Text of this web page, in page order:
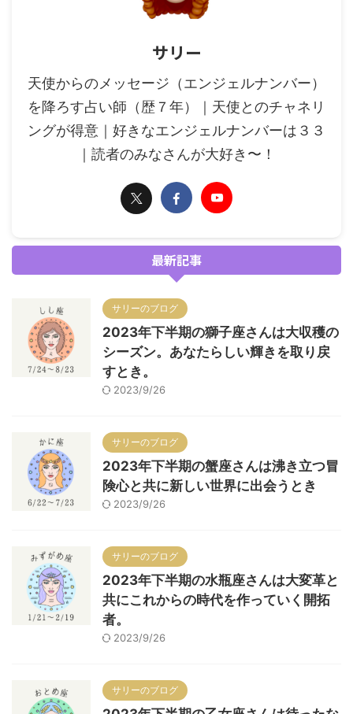
サリー
天使からのメッセージ（エンジェルナンバー）
を降ろす占い師（歴７年）｜天使とのチャネリ
ングが得意｜好きなエンジェルナンバーは３３
｜読者のみなさんが大好き〜！
最新記事
サリーのブログ
2023年下半期の獅子座さんは大収穫の
シーズン。あなたらしい輝きを取り戻
すとき。
2023/9/26
サリーのブログ
2023年下半期の蟹座さんは沸き立つ冒
険心と共に新しい世界に出会うとき
2023/9/26
サリーのブログ
2023年下半期の水瓶座さんは大変革と
共にこれからの時代を作っていく開拓
者。
2023/9/26
サリーのブログ